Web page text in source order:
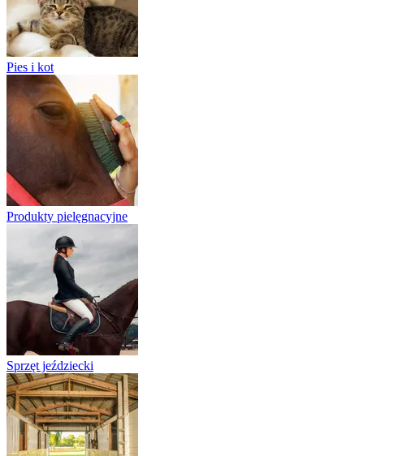
Pies i kot
Produkty pielęgnacyjne
Sprzęt jeździecki